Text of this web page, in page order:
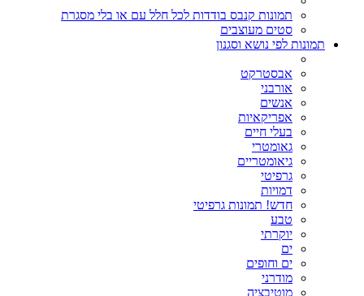
תמונות קנבס בודדות לכל חלל עם או בלי מסגרת
סטים מעוצבים
תמונות לפי נושא וסגנון
אבסטרקט
אורבני
אנשים
אפריקאיות
בעלי חיים
גאומטרי
גיאומטריים
גרפיטי
דמויות
חדש! תמונות גרפיטי
טבע
יוקרתי
ים
ים וחופים
מודרני
מוטיבציה